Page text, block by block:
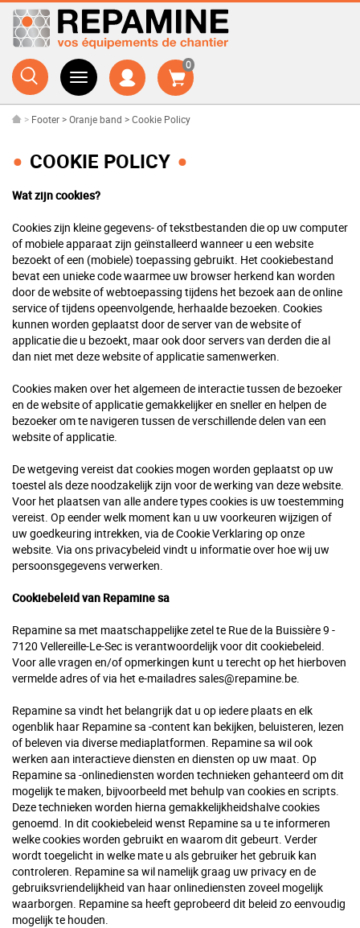
0
> Footer>Oranje band >Cookie Policy
COOKIE POLICY
Wat zijn cookies?
Cookies zijn kleine gegevens- of tekstbestanden die op uw computer
of mobiele apparaat zijn geïnstalleerd wanneer u een website
bezoekt of een (mobiele) toepassing gebruikt. Het cookiebestand
bevat een unieke code waarmee uw browser herkend kan worden
door de website of webtoepassing tijdens het bezoek aan de online
service of tijdens opeenvolgende, herhaalde bezoeken. Cookies
kunnen worden geplaatst door de server van de website of
applicatie die u bezoekt, maar ook door servers van derden die al
dan niet met deze website of applicatie samenwerken.
Cookies maken over het algemeen de interactie tussen de bezoeker
en de website of applicatie gemakkelijker en sneller en helpen de
bezoeker om te navigeren tussen de verschillende delen van een
website of applicatie.
De wetgeving vereist dat cookies mogen worden geplaatst op uw
toestel als deze noodzakelijk zijn voor de werking van deze website.
Voor het plaatsen van alle andere types cookies is uw toestemming
vereist. Op eender welk moment kan u uw voorkeuren wijzigen of
uw goedkeuring intrekken, via de Cookie Verklaring op onze
website. Via ons privacybeleid vindt u informatie over hoe wij uw
persoonsgegevens verwerken.
Cookiebeleid van Repamine sa
Repamine sa met maatschappelijke zetel te Rue de la Buissière 9 -
7120 Vellereille-Le-Sec is verantwoordelijk voor dit cookiebeleid.
Voor alle vragen en/of opmerkingen kunt u terecht op het hierboven
vermelde adres of via het e-mailadres sales@repamine.be.
Repamine sa vindt het belangrijk dat u op iedere plaats en elk
ogenblik haar Repamine sa -content kan bekijken, beluisteren, lezen
of beleven via diverse mediaplatformen. Repamine sa wil ook
werken aan interactieve diensten en diensten op uw maat. Op
Repamine sa -onlinediensten worden technieken gehanteerd om dit
mogelijk te maken, bijvoorbeeld met behulp van cookies en scripts.
Deze technieken worden hierna gemakkelijkheidshalve cookies
genoemd. In dit cookiebeleid wenst Repamine sa u te informeren
welke cookies worden gebruikt en waarom dit gebeurt. Verder
wordt toegelicht in welke mate u als gebruiker het gebruik kan
controleren. Repamine sa wil namelijk graag uw privacy en de
gebruiksvriendelijkheid van haar onlinediensten zoveel mogelijk
waarborgen. Repamine sa heeft geprobeerd dit beleid zo eenvoudig
mogelijk te houden.